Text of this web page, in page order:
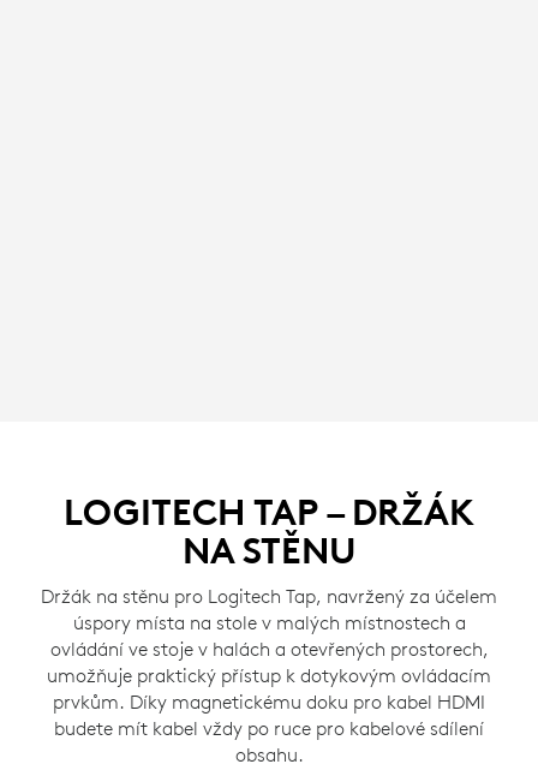
LOGITECH TAP – DRŽÁK
NA STĚNU
Držák na stěnu pro Logitech Tap, navržený za účelem
úspory místa na stole v malých místnostech a
ovládání ve stoje v halách a otevřených prostorech,
umožňuje praktický přístup k dotykovým ovládacím
prvkům. Díky magnetickému doku pro kabel HDMI
budete mít kabel vždy po ruce pro kabelové sdílení
obsahu.